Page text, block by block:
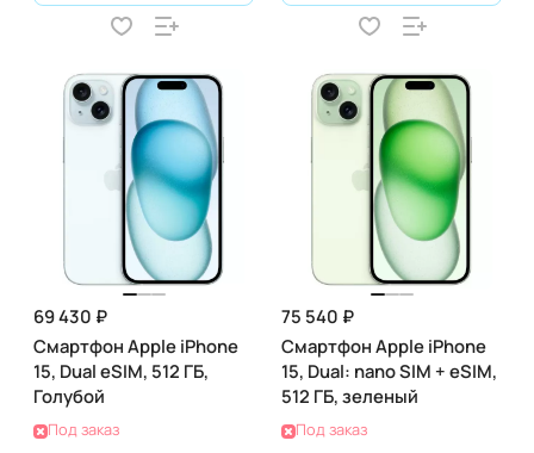
69 430 ₽
Смартфон Apple iPhone
15, Dual eSIM, 512 ГБ,
Голубой
Под заказ
75 540 ₽
Смартфон Apple iPhone
15, Dual: nano SIM + eSIM,
512 ГБ, зеленый
Под заказ